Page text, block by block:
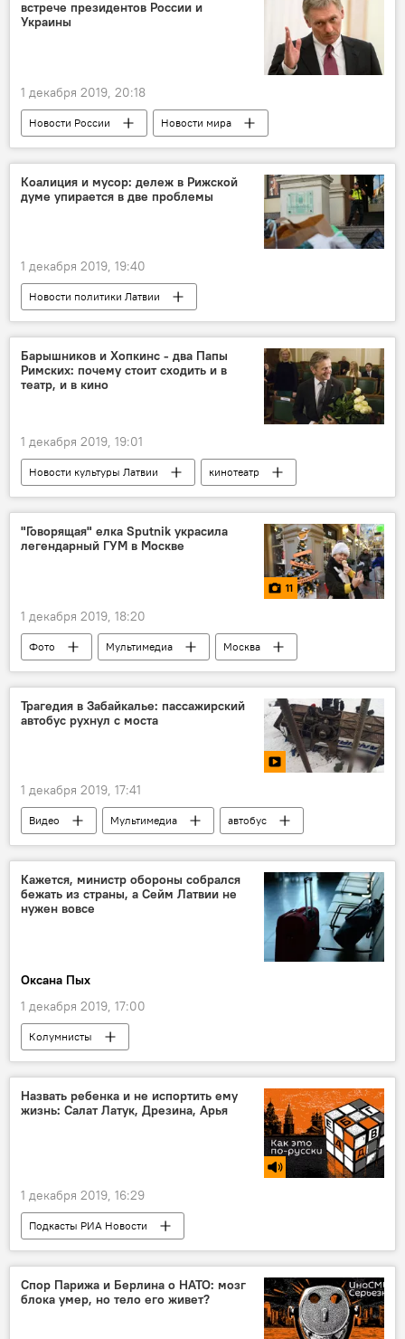
встрече президентов России и
Украины
1 декабря 2019, 20:18
Новости России
Новости мира
Россия
Украина
Владимир Путин
Коалиция и мусор: дележ в Рижской
думе упирается в две проблемы
1 декабря 2019, 19:40
Новости политики Латвии
Роспуск Рижской думы: что дальше
Латвия
Рига
Олег Буров Рижская дума
Барышников и Хопкинс - два Папы
Римских: почему стоит сходить и в
театр, и в кино
1 декабря 2019, 19:01
Новости культуры Латвии
кинотеатр
премьера
Михаил Барышников
"Говорящая" елка Sputnik украсила
легендарный ГУМ в Москве
11
1 декабря 2019, 18:20
Фото Мультимедиа
Москва
ель
Трагедия в Забайкалье: пассажирский
автобус рухнул с моста
1 декабря 2019, 17:41
Видео Мультимедиа
автобус
трагедия
Россия
Забайкальский край
Кажется, министр обороны собрался
бежать из страны, а Сейм Латвии не
нужен вовсе
Оксана Пых
1 декабря 2019, 17:00
Колумнисты
Назвать ребенка и не испортить ему
жизнь: Салат Латук, Дрезина, Арья
1 декабря 2019, 16:29
Подкасты РИА Новости
Радио Sputnik Латвия
имя
мода
ребенок
Спор Парижа и Берлина о НАТО: мозг
блока умер, но тело его живет?